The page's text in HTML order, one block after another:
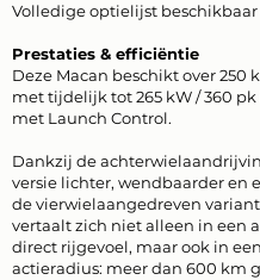
Volledige optielijst beschikbaar
Prestaties & efficiëntie
Deze Macan beschikt over 250
met tijdelijk tot 265 kW / 360
met Launch Control.
Dankzij de
versie lichter, wendbaarder en
de vierwielaangedreven
vertaalt zich niet alleen in een
direct rijgevoel, maar ook in
actieradius: meer dan 600 km